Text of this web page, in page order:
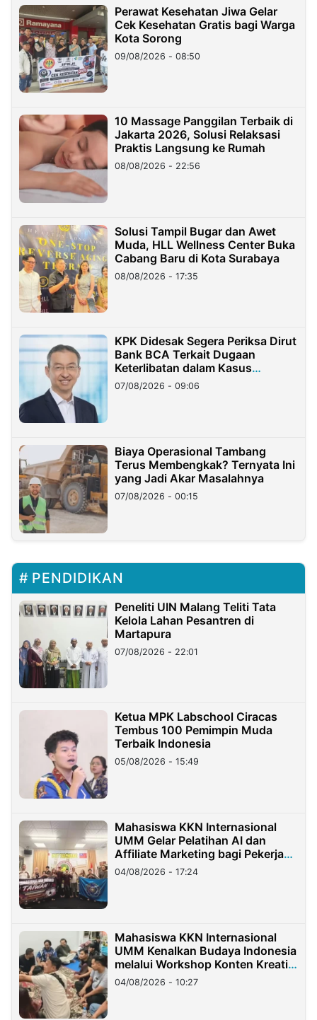
Perawat Kesehatan Jiwa Gelar
Cek Kesehatan Gratis bagi Warga
Kota Sorong
09/08/2026 - 08:50
10 Massage Panggilan Terbaik di
Jakarta 2026, Solusi Relaksasi
Praktis Langsung ke Rumah
08/08/2026 - 22:56
Solusi Tampil Bugar dan Awet
Muda, HLL Wellness Center Buka
Cabang Baru di Kota Surabaya
08/08/2026 - 17:35
KPK Didesak Segera Periksa Dirut
Bank BCA Terkait Dugaan
Keterlibatan dalam Kasus
Hilangnya Dana Nasabah Rp2,58
Miliar
07/08/2026 - 09:06
Biaya Operasional Tambang
Terus Membengkak? Ternyata Ini
yang Jadi Akar Masalahnya
07/08/2026 - 00:15
PENDIDIKAN
Peneliti UIN Malang Teliti Tata
Kelola Lahan Pesantren di
Martapura
07/08/2026 - 22:01
Ketua MPK Labschool Ciracas
Tembus 100 Pemimpin Muda
Terbaik Indonesia
05/08/2026 - 15:49
Mahasiswa KKN Internasional
UMM Gelar Pelatihan AI dan
Affiliate Marketing bagi Pekerja
Migran Indonesia di Taiwan
04/08/2026 - 17:24
Mahasiswa KKN Internasional
UMM Kenalkan Budaya Indonesia
melalui Workshop Konten Kreatif
di Taiwan
04/08/2026 - 10:27